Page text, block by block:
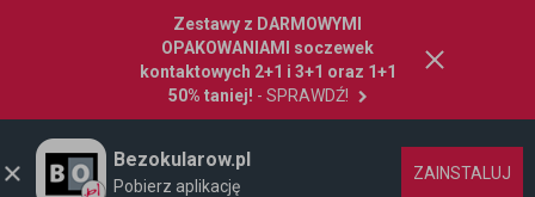
Zestawy z DARMOWYMI
OPAKOWANIAMI soczewek
kontaktowych 2+1 i 3+1 oraz 1+1
50% taniej! - SPRAWDŹ!
Bezokularow.pl
Pobierz aplikację
ZAINSTALUJ